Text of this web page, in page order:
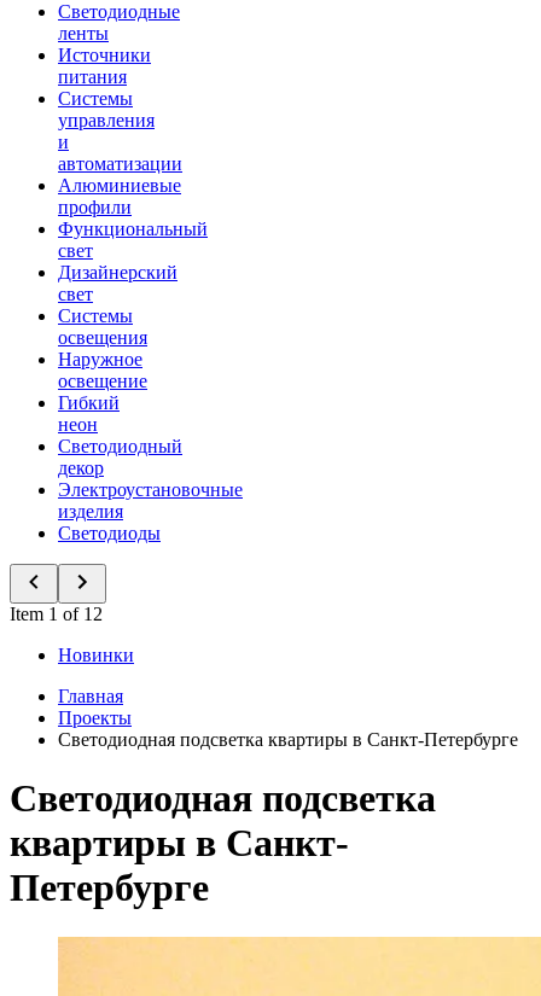
Светодиодные
ленты
Источники
питания
Системы
управления
и
автоматизации
Алюминиевые
профили
Функциональный
свет
Дизайнерский
свет
Системы
освещения
Наружное
освещение
Гибкий
неон
Светодиодный
декор
Электроустановочные
изделия
Светодиоды
Item 1 of 12
Новинки
Главная
Проекты
Светодиодная подсветка квартиры в Санкт-Петербурге
Светодиодная подсветка
квартиры в Санкт-
Петербурге